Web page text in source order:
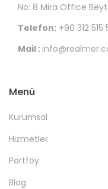
No: 8 Mira Office
Telefon: +90 312
Mail :
Menü
Kurumsal
Hizmetler
Portföy
Blog